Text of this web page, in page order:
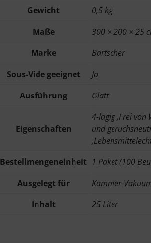
Gewicht
0,5 kg
Maße
300 × 200 × 25
Marke
Bartscher
Sous-Vide geeignet
Ja
Ausführung
Glatt
Eigenschaften
4-lagig ,Frei von
und
Bestellmengeneinheit 1 Paket (100
Ausgelegt für
Kammer-
Inhalt
25 Liter